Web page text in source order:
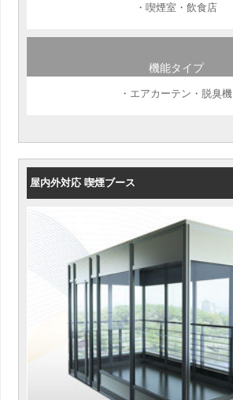
・喫煙室・飲食店
機能タイプ
・エアカーテン・脱臭機
屋内外対応 喫煙ブース